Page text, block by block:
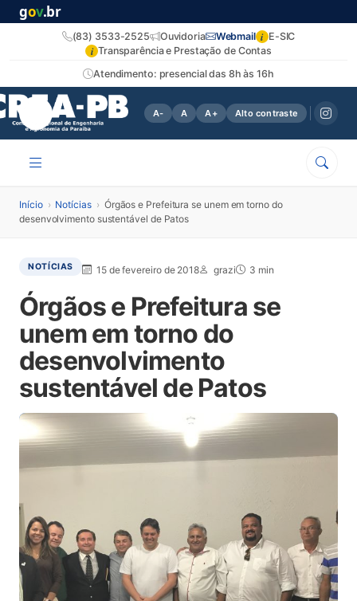
gov.br
Atendimento: presencial das 8h às 16h
(83) 3533-2525 Ouvidoria Webmail i E-SIC
i Transparência e Prestação de Contas
A- A A+ Alto contraste
Início › Notícias › Órgãos e Prefeitura se unem em torno do
desenvolvimento sustentável de Patos
NOTÍCIAS 15 de fevereiro de 2018 grazi 3 min
Órgãos e Prefeitura se
unem em torno do
desenvolvimento
sustentável de Patos